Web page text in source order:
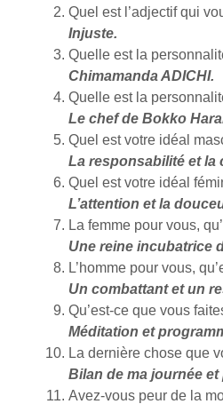
Quel est l’adjectif qui
Injuste.
Quelle est la
Chimamanda ADICHI.
Quelle est la
Le chef de Bokko
Quel est votre idéal
La responsabilité et la
Quel est votre idéal
L’attention et la
La femme pour vous,
Une reine incubatrice
L’homme pour vous,
Un combattant et un
Qu’est-ce que vous
Méditation et
La dernière chose que
Bilan de ma journée
Avez-vous peur de la